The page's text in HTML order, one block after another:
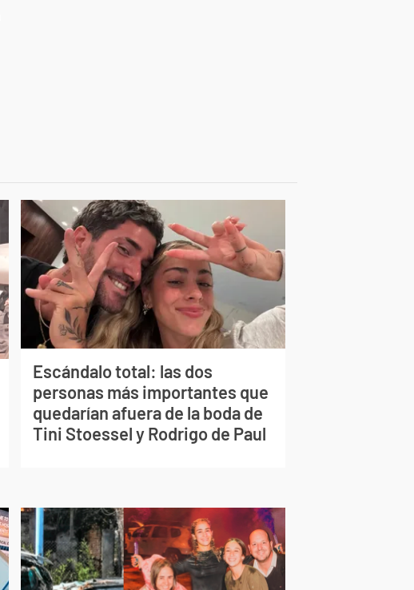
Escándalo total: las dos
personas más importantes que
quedarían afuera de la boda de
Tini Stoessel y Rodrigo de Paul